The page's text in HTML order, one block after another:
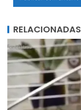
RELACIONADAS